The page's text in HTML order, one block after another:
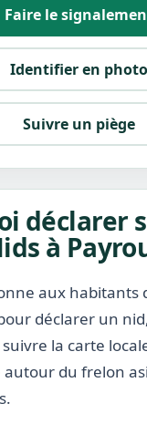
Faire le
Identifier en photo
Suivre un piège
déclarer
à
aux habitants
déclarer un
la carte
autour du frelon